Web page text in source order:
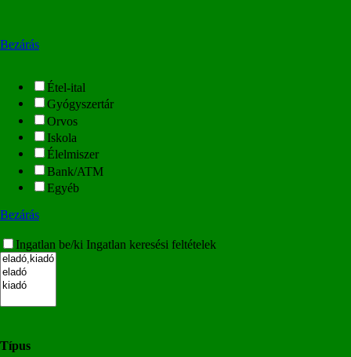
Bezárás
Étel-ital
Gyógyszertár
Orvos
Iskola
Élelmiszer
Bank/ATM
Egyéb
Bezárás
Ingatlan be/ki Ingatlan keresési feltételek
Típus